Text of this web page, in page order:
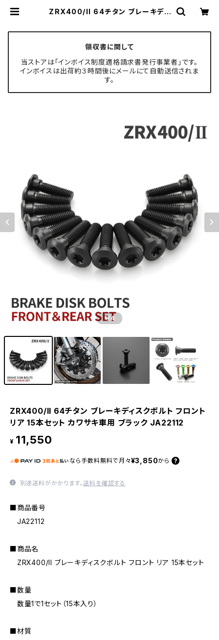
ZRX400/II 64チタン ブレーキディ
ECH-MASTER ボルト専門店
領収書に関して
当ストアは「インボイス制度適格請求書発行事業者」です。
インボイスは出荷約３時間後にメールにて自動送信されま
す。
1/4
ZRX400/II 64チタン ブレーキディスクボルト フロント
リア 15本セット カワサキ車用 ブラック JA22112
¥ 11,550
なら 手数料無料で 月々¥3,850から
別途送料がかかります。送料を確認する
■商品番号
JA22112
■商品名
ZRX400/II ブレーキディスクボルト フロント リア 15本セット
■数量
数量1で1セット（15本入り）
■材質